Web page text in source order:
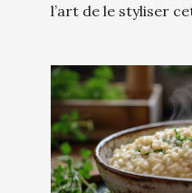
l’art de le styliser